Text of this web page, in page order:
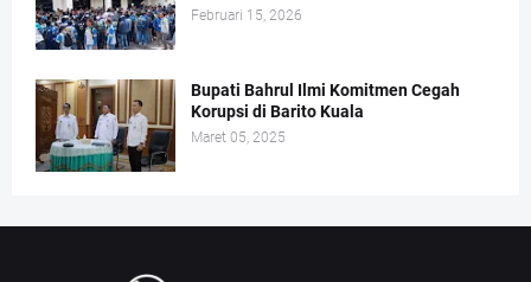
Februari 15, 2026
Bupati Bahrul Ilmi Komitmen Cegah
Korupsi di Barito Kuala
Maret 05, 2025